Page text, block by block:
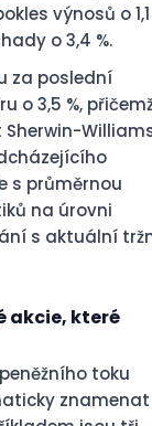
výnosů o 1,1
o 3,4 %.
za poslední
o 3,5 %,
s průměrnou
na úrovni
s aktuální
akcie, které
toku
znamenat